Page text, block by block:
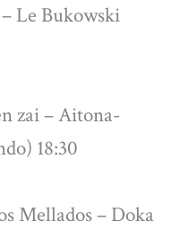
Le Bukowski
zai – Aitona-
18:30
Mellados – Doka